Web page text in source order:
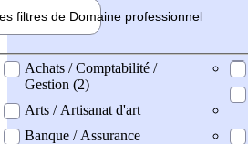
filtres de Domaine professionnel
professionel
Achats / Comptabilité /
Gestion (2)
Arts / Artisanat d'art
Banque / Assurance